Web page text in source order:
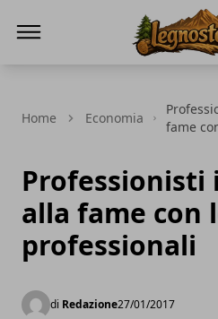
Home Economia
fame
Professionisti
alla fame con
professionali
di Redazione27/01/2017